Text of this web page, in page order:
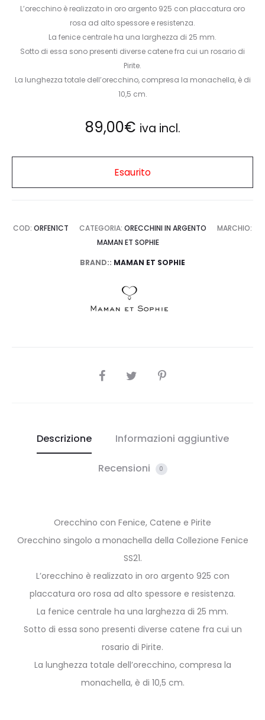
L’orecchino è realizzato in oro argento 925 con placcatura oro
rosa ad alto spessore e resistenza.
La fenice centrale ha una larghezza di 25 mm.
Sotto di essa sono presenti diverse catene fra cui un rosario di
Pirite.
La lunghezza totale dell’orecchino, compresa la monachella, è di
10,5 cm.
89,00€ iva incl.
Esaurito
COD: ORFEN1CT CATEGORIA: ORECCHINI IN ARGENTO
MARCHIO:
MAMAN ET SOPHIE
BRAND:: MAMAN ET SOPHIE
SHARE
Descrizione Informazioni aggiuntive
Recensioni 0
Orecchino con Fenice, Catene e Pirite
Orecchino singolo a monachella della Collezione Fenice
SS21.
L’orecchino è realizzato in oro argento 925 con
placcatura oro rosa ad alto spessore e resistenza.
La fenice centrale ha una larghezza di 25 mm.
Sotto di essa sono presenti diverse catene fra cui un
rosario di Pirite.
La lunghezza totale dell’orecchino, compresa la
monachella, è di 10,5 cm.